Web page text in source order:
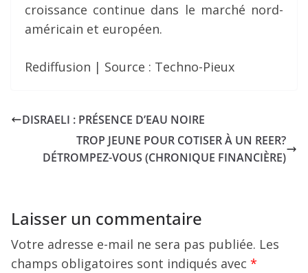
croissance continue dans le marché nord-
américain et européen.
Rediffusion | Source : Techno-Pieux
DISRAELI : PRÉSENCE D’EAU NOIRE
TROP JEUNE POUR COTISER À UN REER?
DÉTROMPEZ-VOUS (CHRONIQUE FINANCIÈRE)
Laisser un commentaire
Votre adresse e-mail ne sera pas publiée. Les
champs obligatoires sont indiqués avec *